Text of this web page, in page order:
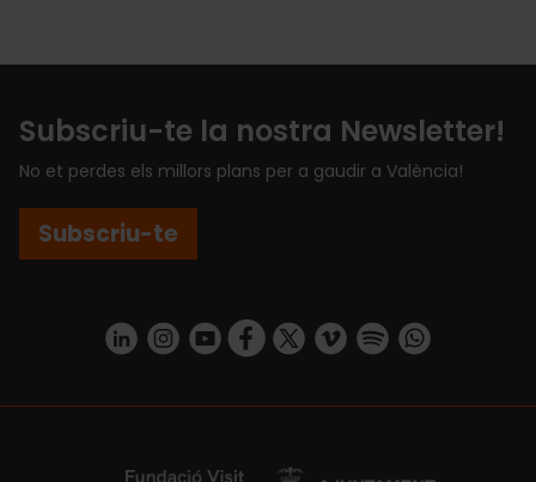
Subscriu-te la nostra Newsletter!
No et perdes els millors plans per a gaudir a València!
Subscriu-te
https://www.linkedin.com/company/turismo-valencia/mycompany/
https://www.instagram.com/visit_valencia/
https://www.youtube.com/user/
https://www.facebook.com/
https://twitter.com/
https://vimeo.com/
https://https://api.whatsapp.com/